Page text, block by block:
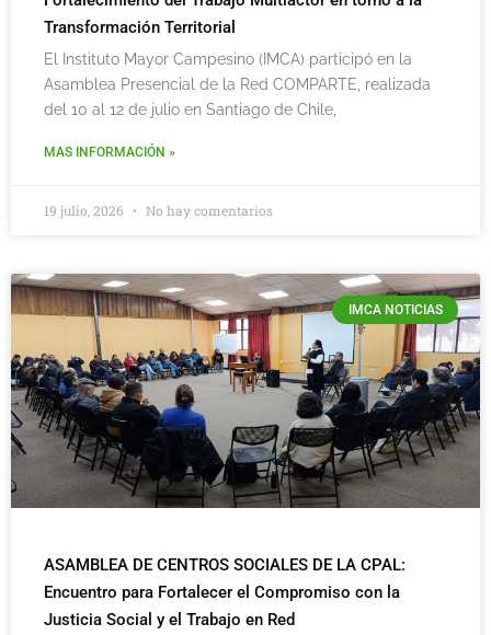
Transformación Territorial
El Instituto Mayor Campesino (IMCA) participó en la
Asamblea Presencial de la Red COMPARTE, realizada
del 10 al 12 de julio en Santiago de Chile,
MAS INFORMACIÓN »
19 julio, 2026 No hay comentarios
IMCA NOTICIAS
ASAMBLEA DE CENTROS SOCIALES DE LA CPAL:
Encuentro para Fortalecer el Compromiso con la
Justicia Social y el Trabajo en Red